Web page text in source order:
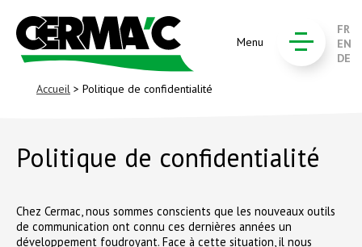
Menu
FR
EN
DE
Accueil > Politique de confidentialité
Politique de confidentialité
Chez Cermac, nous sommes conscients que les nouveaux outils
de communication ont connu ces dernières années un
développement foudroyant. Face à cette situation, il nous